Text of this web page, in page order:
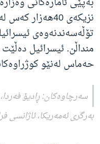
نزیکەی
تۆڵەسەندنەوەی
منداڵن. ئیسرائیل
حەماس لەنێو
سەرچاوەکان: ڕادیۆ
بەرگری ئەمەریکا،